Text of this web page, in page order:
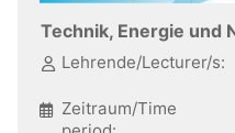
Technik, Energie und
Lehrende/Lecturer/s:
Zeitraum/Time